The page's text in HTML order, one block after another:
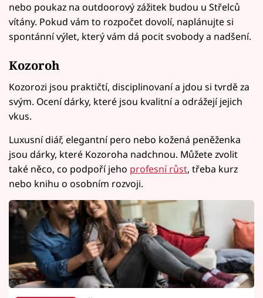
nebo poukaz na outdoorový zážitek budou u Střelců
vítány. Pokud vám to rozpočet dovolí, naplánujte si
spontánní výlet, který vám dá pocit svobody a nadšení.
Kozoroh
Kozorozi jsou praktičtí, disciplinovaní a jdou si tvrdě za
svým. Ocení dárky, které jsou kvalitní a odrážejí jejich
vkus.
Luxusní diář, elegantní pero nebo kožená peněženka
jsou dárky, které Kozoroha nadchnou. Můžete zvolit
také něco, co podpoří jeho profesní růst, třeba kurz
nebo knihu o osobním rozvoji.